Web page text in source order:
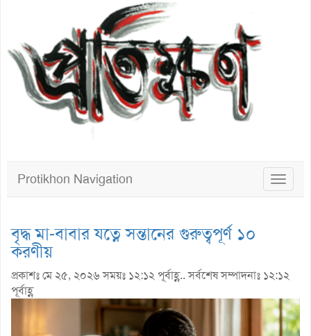
Toggle
Protikhon Navigation
বৃদ্ধ মা-বাবার যত্নে সন্তানের গুরুত্বপূর্ণ ১০
করণীয়
প্রকাশঃ মে ২৫, ২০২৬ সময়ঃ ১২:১২ পূর্বাহ্ণ.. সর্বশেষ সম্পাদনাঃ ১২:১২
পূর্বাহ্ণ